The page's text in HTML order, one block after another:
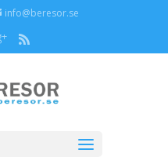
info@beresor.se